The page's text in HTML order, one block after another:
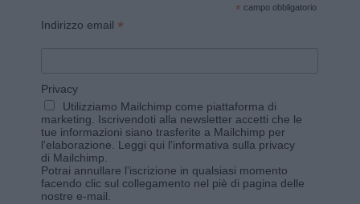
* campo obbligatorio
Indirizzo email *
Privacy
Utilizziamo Mailchimp come piattaforma di
marketing. Iscrivendoti alla newsletter accetti che le
tue informazioni siano trasferite a Mailchimp per
l'elaborazione. Leggi qui l'informativa sulla privacy
di Mailchimp
Potrai annullare l'iscrizione in qualsiasi momento
facendo clic sul collegamento nel piè di pagina delle
nostre e-mail.